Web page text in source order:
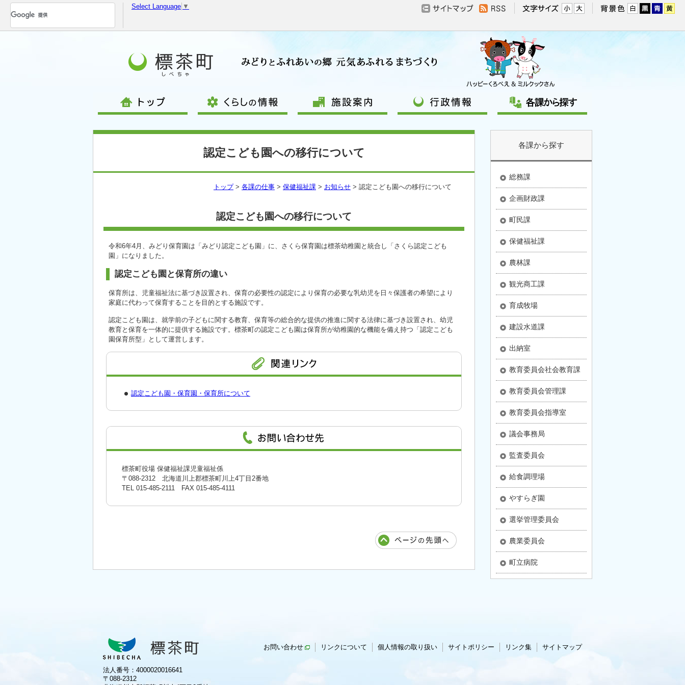
ン
テ
Select Language ▼
認定こども園への移行について
トップ> 各課の仕事 > 保健福祉課 > お知らせ > 認定こども園への移行について
認定こども園への移行について
令和6年4月、みどり保育園は「みどり認定こども園」に、さくら保育園は標茶幼稚園と統合し「さくら認定こども
園」になりました。
認定こども園と保育所の違い
保育所は、児童福祉法に基づき設置され、保育の必要性の認定により保育の必要な乳幼児を日々保護者の希望により
家庭に代わって保育することを目的とする施設です。
認定こども園は、就学前の子どもに関する教育、保育等の総合的な提供の推進に関する法律に基づき設置され、幼児
教育と保育を一体的に提供する施設です。標茶町の認定こども園は保育所が幼稚園的な機能を備え持つ「認定こども
園保育所型」として運営します。
認定こども園・保育園・保育所について
標茶町役場 保健福祉課児童福祉係
〒088-2312 北海道川上郡標茶町川上4丁目2番地
TEL 015-485-2111 FAX 015-485-4111
各課から探す
総務課
企画財政課
町民課
保健福祉課
農林課
観光商工課
育成牧場
建設水道課
出納室
教育委員会社会教育課
教育委員会管理課
教育委員会指導室
議会事務局
監査委員会
給食調理場
やすらぎ園
選挙管理委員会
農業委員会
町立病院
法人番号：4000020016641
〒088-2312
お問い合わせ リンクについて 個人情報の取り扱い サイトポリシー リンク集 サイトマップ